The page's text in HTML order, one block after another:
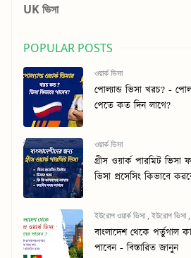
UK ভিসা
POPULAR POSTS
ওয়ার্ক ভিসা
পোল্যান্ড ভিসা খরচ? -
পেতে কত দিন লাগে?
ওয়ার্ক ভিসা
গ্রীস ওয়ার্ক পারমিট ভিসা
ভিসা প্রসেসিং কিভাবে
ইউরোপ ওয়ার্ক ভিসা,ইউরোপ ভিসা,
বাংলাদেশ থেকে পর্তুগাল
পাবেন - বিস্তারিত জানুন